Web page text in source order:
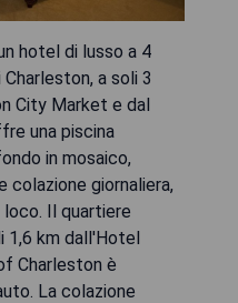
hotel di lusso a 4
a soli 3
City Market e dal
una piscina
in mosaico,
colazione giornaliera,
Il quartiere
1,6 km dall'Hotel
Charleston è
La colazione